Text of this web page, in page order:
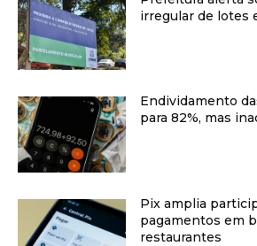
irregular de lotes
Endividamento
para 82%, mas
Pix amplia
pagamentos em
restaurantes